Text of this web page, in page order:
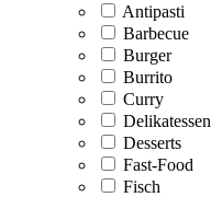
Antipasti
Barbecue
Burger
Burrito
Curry
Delikatessen
Desserts
Fast-Food
Fisch